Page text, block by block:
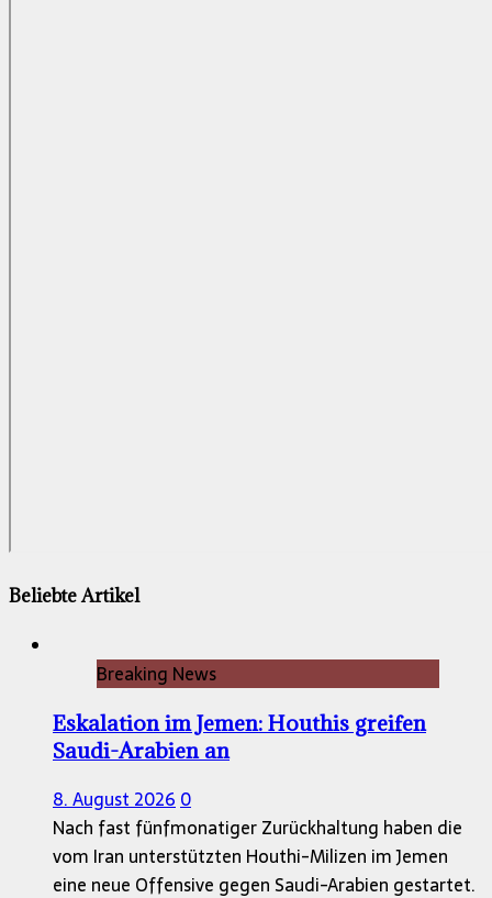
Beliebte Artikel
Breaking News
Eskalation im Jemen: Houthis greifen
Saudi-Arabien an
8. August 2026 0
Nach fast fünfmonatiger Zurückhaltung haben die
vom Iran unterstützten Houthi-Milizen im Jemen
eine neue Offensive gegen Saudi-Arabien gestartet.